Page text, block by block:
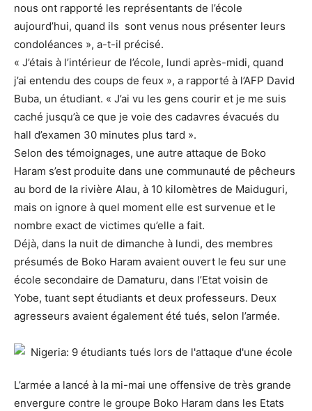
nous ont rapporté les représentants de l’école
aujourd’hui, quand ils sont venus nous présenter leurs
condoléances », a-t-il précisé.
« J’étais à l’intérieur de l’école, lundi après-midi, quand
j’ai entendu des coups de feux », a rapporté à l’AFP David
Buba, un étudiant. « J’ai vu les gens courir et je me suis
caché jusqu’à ce que je voie des cadavres évacués du
hall d’examen 30 minutes plus tard ».
Selon des témoignages, une autre attaque de Boko
Haram s’est produite dans une communauté de pêcheurs
au bord de la rivière Alau, à 10 kilomètres de Maiduguri,
mais on ignore à quel moment elle est survenue et le
nombre exact de victimes qu’elle a fait.
Déjà, dans la nuit de dimanche à lundi, des membres
présumés de Boko Haram avaient ouvert le feu sur une
école secondaire de Damaturu, dans l’Etat voisin de
Yobe, tuant sept étudiants et deux professeurs. Deux
agresseurs avaient également été tués, selon l’armée.
L’armée a lancé à la mi-mai une offensive de très grande
envergure contre le groupe Boko Haram dans les Etats